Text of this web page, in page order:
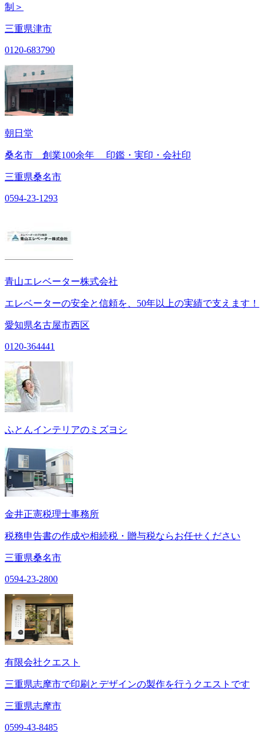
制＞
三重県津市
0120-683790
朝日堂
桑名市 創業100余年 印鑑・実印・会社印
三重県桑名市
0594-23-1293
青山エレベーター株式会社
エレベーターの安全と信頼を、50年以上の実績で支えます！
愛知県名古屋市西区
0120-364441
ふとんインテリアのミズヨシ
金井正憲税理士事務所
税務申告書の作成や相続税・贈与税ならお任せください
三重県桑名市
0594-23-2800
有限会社クエスト
三重県志摩市で印刷とデザインの製作を行うクエストです
三重県志摩市
0599-43-8485